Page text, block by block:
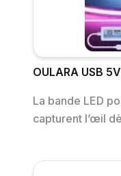
OULARA USB
La bande LED
capturent l’œil